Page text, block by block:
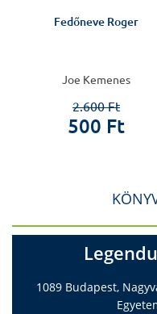
Fedőneve Roger
Joe Kemenes
2.600 Ft
500 Ft
1089 Budapest,